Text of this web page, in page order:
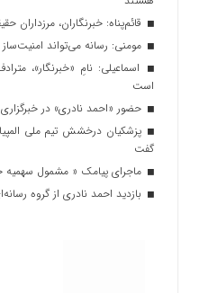
قائم‌پناه: ‏خبرنگاران، مرزداران
مومنی: رسانه می‌تواند
اسماعیلی: نامِ «خبرنگار»،
است
حضور «احمد نادری» در
پزشکیان درخشش تیم ملی
گفت
ماجرای پیامک « مشمول
بازدید احمد نادری از گروه